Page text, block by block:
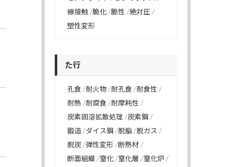
線接触 脆化 脆性 絶対圧
塑性変形
た行
孔食 耐火物 耐孔食 耐食性
耐熱 耐腐食 耐摩耗性
炭素固溶拡散処理
炭素鋼
鍛造 ダイス鋼 脱脂 脱ガス
脱炭 弾性変形 断熱材
断面組織 窒化 窒化層
窒化炉